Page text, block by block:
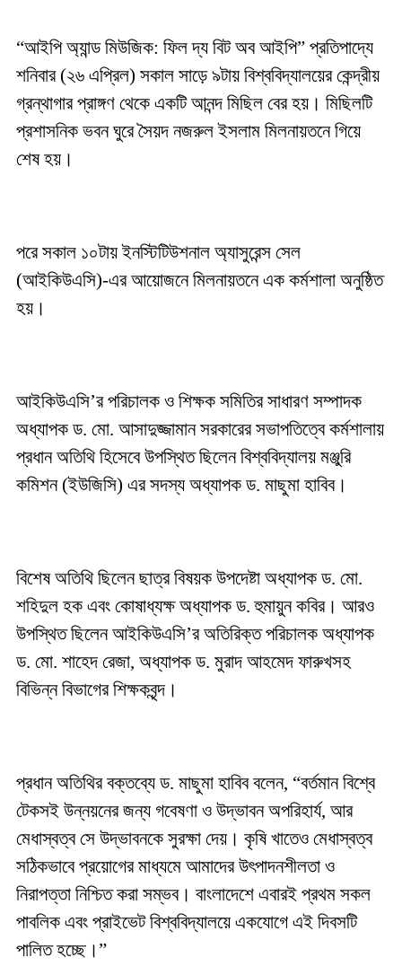
“আইপি অ্যান্ড মিউজিক: ফিল দ্য বিট অব আইপি” প্রতিপাদ্যে
শনিবার (২৬ এপ্রিল) সকাল সাড়ে ৯টায় বিশ্ববিদ্যালয়ের কেন্দ্রীয়
গ্রন্থাগার প্রাঙ্গণ থেকে একটি আনন্দ মিছিল বের হয়। মিছিলটি
প্রশাসনিক ভবন ঘুরে সৈয়দ নজরুল ইসলাম মিলনায়তনে গিয়ে
শেষ হয়।
পরে সকাল ১০টায় ইনস্টিটিউশনাল অ্যাসুরেন্স সেল
(আইকিউএসি)-এর আয়োজনে মিলনায়তনে এক কর্মশালা অনুষ্ঠিত
হয়।
আইকিউএসি’র পরিচালক ও শিক্ষক সমিতির সাধারণ সম্পাদক
অধ্যাপক ড. মো. আসাদুজ্জামান সরকারের সভাপতিত্বে কর্মশালায়
প্রধান অতিথি হিসেবে উপস্থিত ছিলেন বিশ্ববিদ্যালয় মঞ্জুরি
কমিশন (ইউজিসি) এর সদস্য অধ্যাপক ড. মাছুমা হাবিব।
বিশেষ অতিথি ছিলেন ছাত্র বিষয়ক উপদেষ্টা অধ্যাপক ড. মো.
শহিদুল হক এবং কোষাধ্যক্ষ অধ্যাপক ড. হুমায়ুন কবির। আরও
উপস্থিত ছিলেন আইকিউএসি’র অতিরিক্ত পরিচালক অধ্যাপক
ড. মো. শাহেদ রেজা, অধ্যাপক ড. মুরাদ আহমেদ ফারুখসহ
বিভিন্ন বিভাগের শিক্ষকবৃন্দ।
প্রধান অতিথির বক্তব্যে ড. মাছুমা হাবিব বলেন, “বর্তমান বিশ্বে
টেকসই উন্নয়নের জন্য গবেষণা ও উদ্ভাবন অপরিহার্য, আর
মেধাস্বত্ব সে উদ্ভাবনকে সুরক্ষা দেয়। কৃষি খাতেও মেধাস্বত্ব
সঠিকভাবে প্রয়োগের মাধ্যমে আমাদের উৎপাদনশীলতা ও
নিরাপত্তা নিশ্চিত করা সম্ভব। বাংলাদেশে এবারই প্রথম সকল
পাবলিক এবং প্রাইভেট বিশ্ববিদ্যালয়ে একযোগে এই দিবসটি
পালিত হচ্ছে।”